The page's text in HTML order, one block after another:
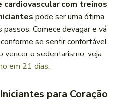
cardiovascular com treinos
pode ser uma ótima
Comece devagar e vá
se sentir confortável.
vencer o sedentarismo, veja
em 21 dias.
para Coração